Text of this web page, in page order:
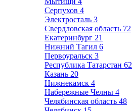
Серпухов 4
Электросталь 3
Свердловская область 72
Екатеринбург 21
Нижний Тагил 6
Первоуральск 3
Республика Татарстан 62
Казань 20
Нижнекамск 4
Набережные Челны 4
Челябинская область 48